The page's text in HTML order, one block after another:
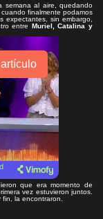
semana al aire, quedando
finalmente podamos
sin embargo,
entre Muriel, Catalina y
que era momento de
vez estuvieron juntos.
la encontraron.